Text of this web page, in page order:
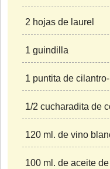
2 hojas de laurel
1 guindilla
1 puntita de
1/2 cucharadita de
120 ml. de vino
100 ml. de aceite